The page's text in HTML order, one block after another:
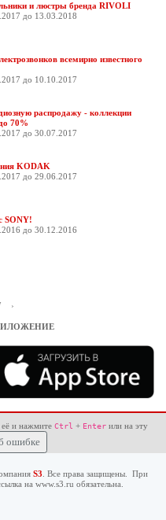
и люстры бренда RIVOLI
до 13.03.2018
всемирно известного
до 10.10.2017
распродажу - коллекции
70%
до 30.07.2017
KODAK
до 29.06.2017
SONY!
до 30.12.2016
›
и нажмите Ctrl + Enter или на эту
ошибке
S3 . Все права защищены. При
на www.s3.ru обязательна.